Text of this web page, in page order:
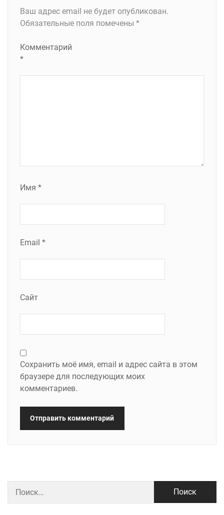
Ваш адрес email не будет опубликован.
Обязательные поля помечены *
Комментарий
*
Имя *
Email *
Сайт
Сохранить моё имя, email и адрес сайта в этом
браузере для последующих моих
комментариев.